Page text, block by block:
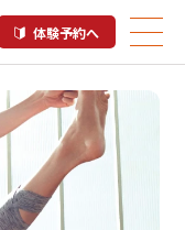
体験予約へ